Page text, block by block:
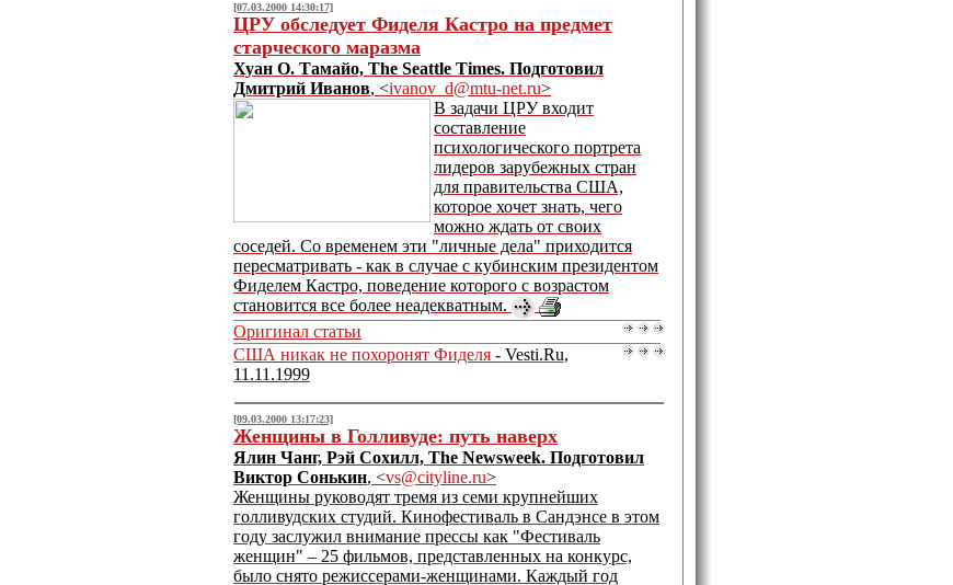
[07.03.2000 14:30:17]
ЦРУ обследует Фиделя Кастро на предмет
старческого маразма
Хуан О. Тамайо, The Seattle Times. Подготовил
Дмитрий Иванов, <ivanov_d@mtu-net.ru>
В задачи ЦРУ входит
составление
психологического портрета
лидеров зарубежных стран
для правительства США,
которое хочет знать, чего
можно ждать от своих
соседей. Со временем эти "личные дела" приходится
пересматривать - как в случае с кубинским президентом
Фиделем Кастро, поведение которого с возрастом
становится все более неадекватным.
Оригинал статьи
США никак не похоронят Фиделя - Vesti.Ru,
11.11.1999
[09.03.2000 13:17:23]
Женщины в Голливуде: путь наверх
Ялин Чанг, Рэй Сохилл, The Newsweek. Подготовил
Виктор Сонькин, <vs@cityline.ru>
Женщины руководят тремя из семи крупнейших
голливудских студий. Кинофестиваль в Сандэнсе в этом
году заслужил внимание прессы как "Фестиваль
женщин" – 25 фильмов, представленных на конкурс,
было снято режиссерами-женщинами. Каждый год